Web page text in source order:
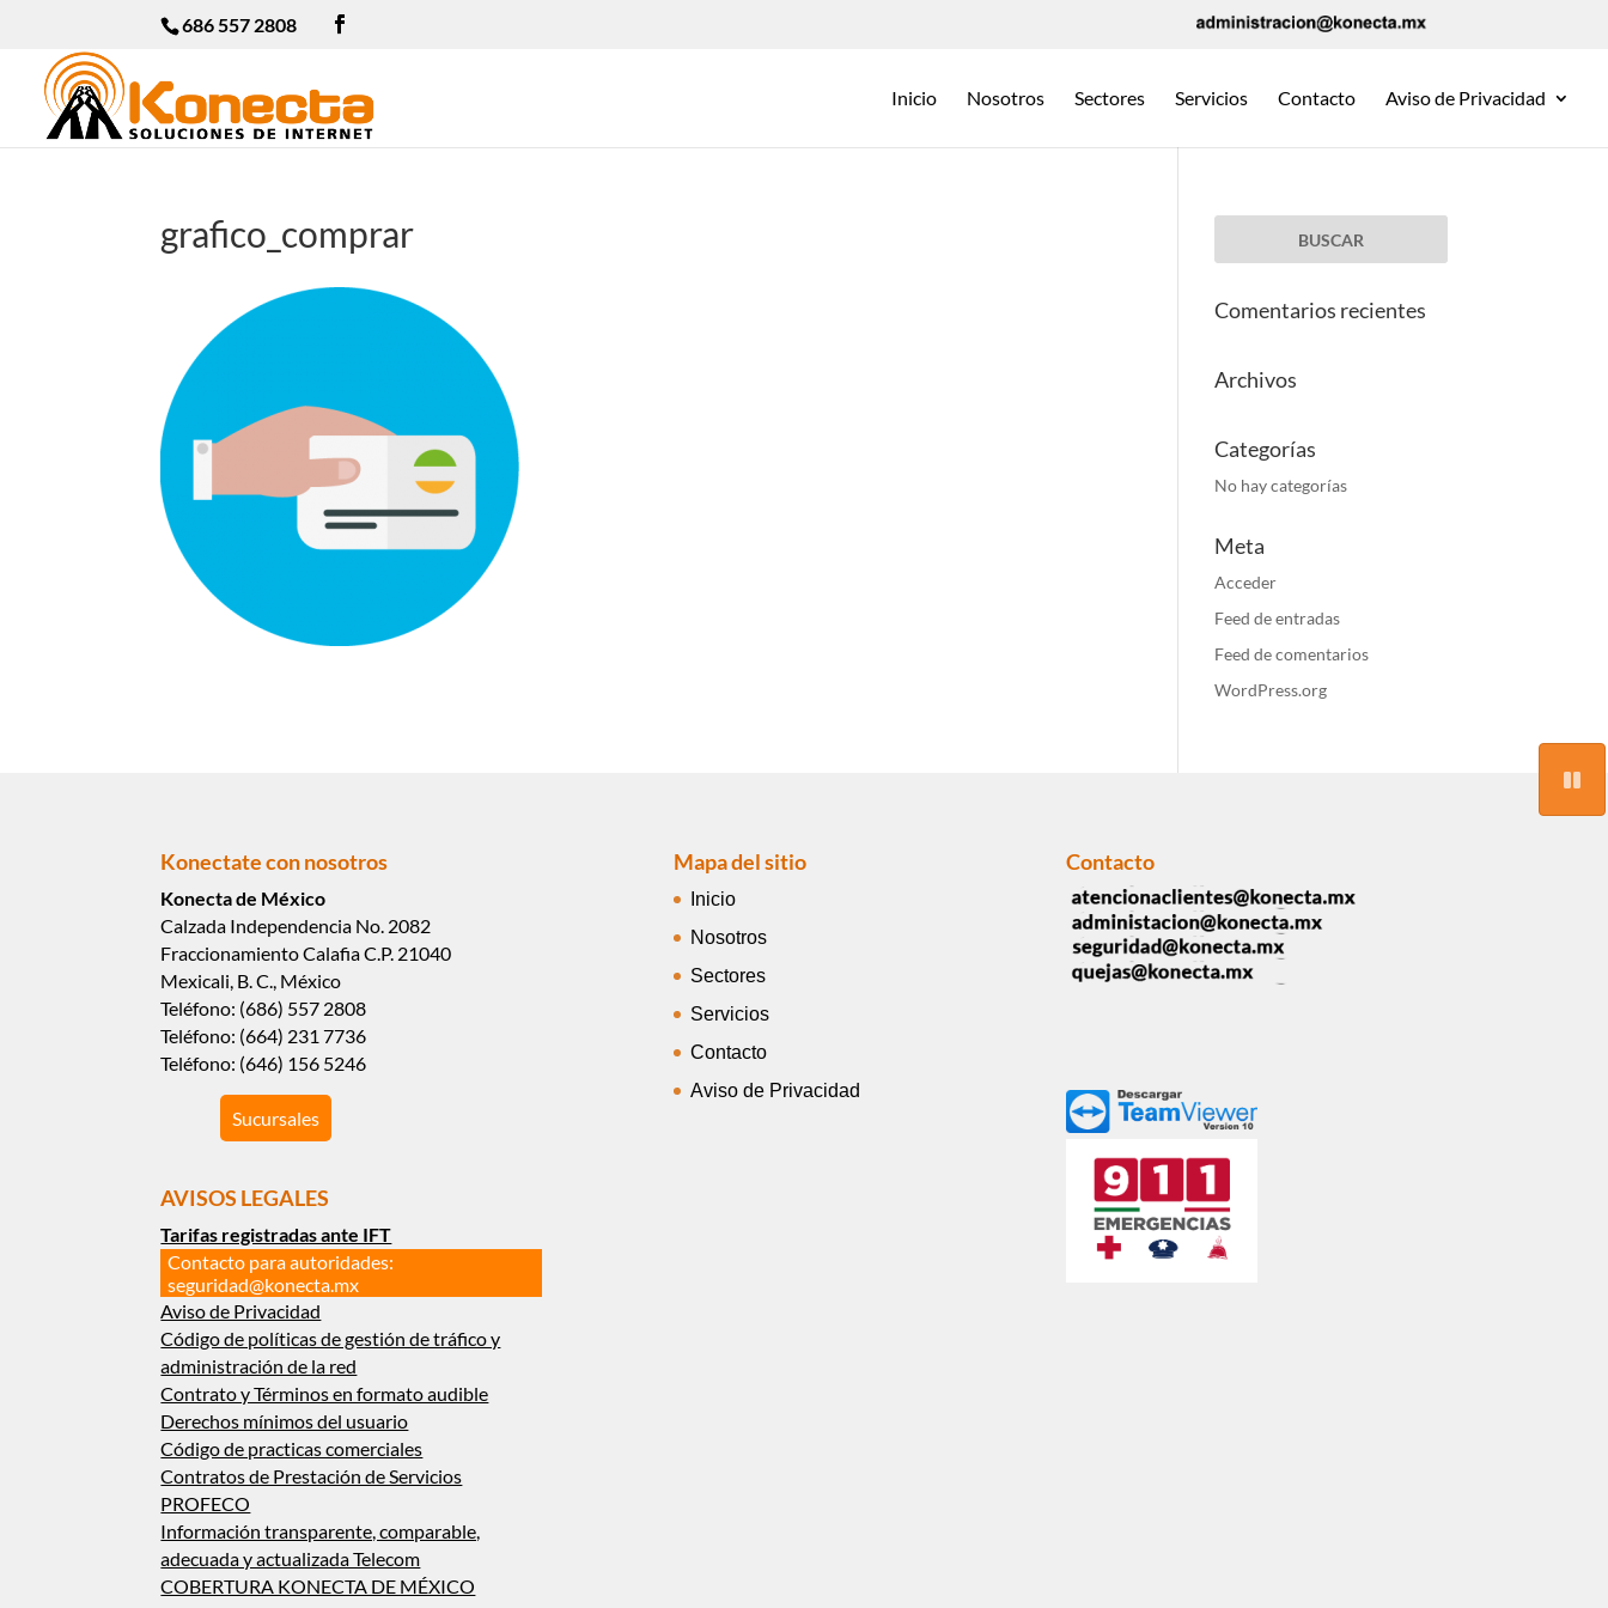
686 557 2808
Inicio Nosotros Sectores Servicios Contacto Aviso de Privacidad
grafico_comprar
Comentarios recientes
Archivos
Categorías
No hay categorías
Meta
Acceder
Feed de entradas
Feed de comentarios
WordPress.org
Konectate con nosotros
Konecta de México
Calzada Independencia No. 2082
Fraccionamiento Calafia C.P. 21040
Mexicali, B. C., México
Teléfono: (686) 557 2808
Teléfono: (664) 231 7736
Teléfono: (646) 156 5246
Sucursales
AVISOS LEGALES
Tarifas registradas ante IFT
Contacto para autoridades:
seguridad@konecta.mx
Aviso de Privacidad
Código de políticas de gestión de tráfico y
administración de la red
Contrato y Términos en formato audible
Derechos mínimos del usuario
Código de practicas comerciales
Contratos de Prestación de Servicios
PROFECO
Información transparente, comparable,
adecuada y actualizada Telecom
COBERTURA KONECTA DE MÉXICO
Mapa del sitio
Inicio
Nosotros
Sectores
Servicios
Contacto
Aviso de Privacidad
Contacto